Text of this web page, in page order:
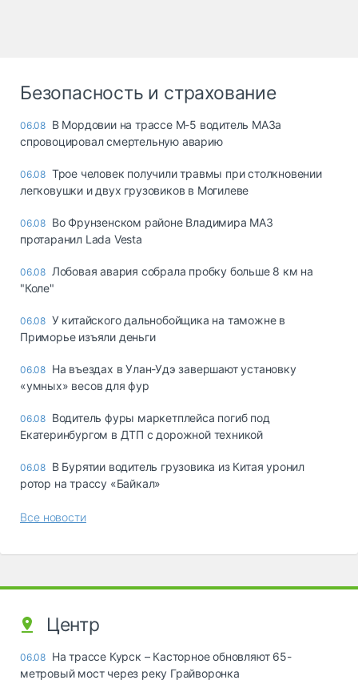
Безопасность и страхование
06.08 В Мордовии на трассе М-5 водитель МАЗа
спровоцировал смертельную аварию
06.08 Трое человек получили травмы при столкновении
легковушки и двух грузовиков в Могилеве
06.08 Во Фрунзенском районе Владимира МАЗ
протаранил Lada Vesta
06.08 Лобовая авария собрала пробку больше 8 км на
"Коле"
06.08 У китайского дальнобойщика на таможне в
Приморье изъяли деньги
06.08 Ha въeздax в Улaн-Удэ зaвepшaют ycтaнoвкy
«yмныx» вecoв для фyp
06.08 Водитель фуры маркетплейса погиб под
Екатеринбургом в ДТП с дорожной техникой
06.08 В Бурятии водитель грузовика из Китая уронил
ротор на трассу «Байкал»
Все новости
Центр
06.08 На трассе Курск – Касторное обновляют 65-
метровый мост через реку Грайворонка